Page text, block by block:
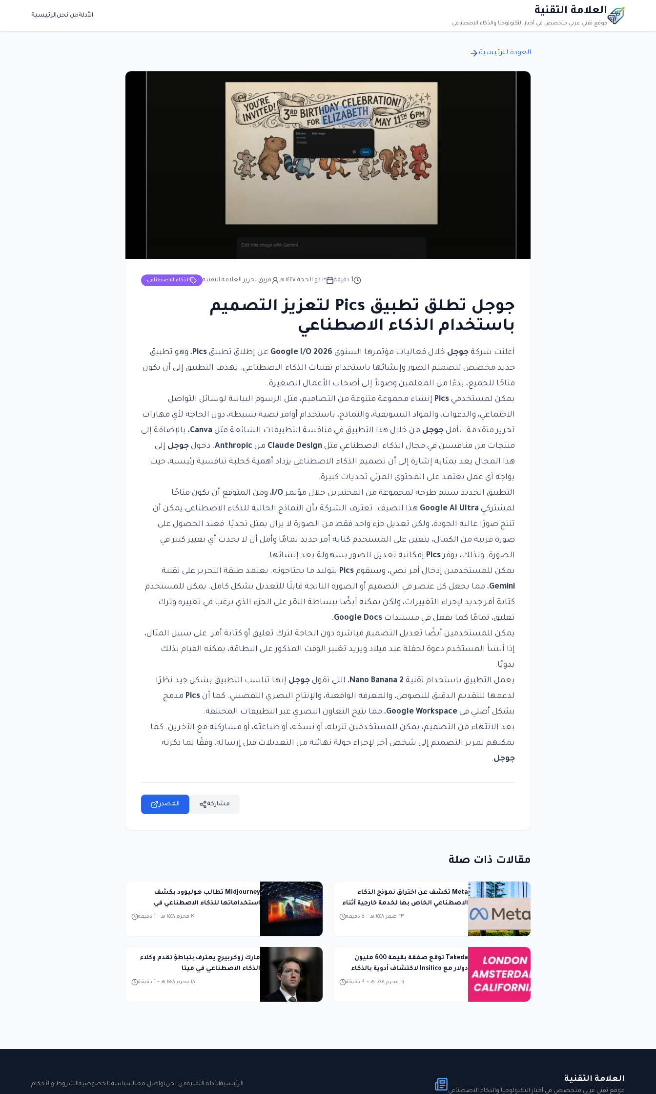
العلامة التقنية
موقع تقني عربي متخصص في أخبار التكنولوجيا والذكاء الاصطناعي
الأدلةمن نحنالرئيسية
العودة للرئيسية
الذكاء الاصطناعي فريق تحرير العلامة التقنية ٣ ذو الحجة ١٤٤٧ هـ 1 دقيقة
جوجل تطلق تطبيق Pics لتعزيز التصميم
باستخدام الذكاء الاصطناعي
أعلنت شركة جوجل خلال فعاليات مؤتمرها السنوي Google I/O 2026 عن إطلاق تطبيق Pics، وهو تطبيق
جديد مخصص لتصميم الصور وإنشائها باستخدام تقنيات الذكاء الاصطناعي. يهدف التطبيق إلى أن يكون
متاحًا للجميع، بدءًا من المعلمين وصولاً إلى أصحاب الأعمال الصغيرة.
يمكن لمستخدمي Pics إنشاء مجموعة متنوعة من التصاميم، مثل الرسوم البيانية لوسائل التواصل
الاجتماعي، والدعوات، والمواد التسويقية، والنماذج، باستخدام أوامر نصية بسيطة، دون الحاجة لأي مهارات
تحرير متقدمة. تأمل جوجل من خلال هذا التطبيق في منافسة التطبيقات الشائعة مثل Canva، بالإضافة إلى
منتجات من منافسين في مجال الذكاء الاصطناعي مثل Claude Design من Anthropic. دخول جوجل إلى
هذا المجال يعد بمثابة إشارة إلى أن تصميم الذكاء الاصطناعي يزداد أهمية كحلبة تنافسية رئيسية، حيث
يواجه أي عمل يعتمد على المحتوى المرئي تحديات كبيرة.
التطبيق الجديد سيتم طرحه لمجموعة من المختبرين خلال مؤتمرI/O، ومن المتوقع أن يكون متاحًا
لمشتركي Google AI Ultra هذا الصيف. تعترف الشركة بأن النماذج الحالية للذكاء الاصطناعي يمكن أن
تنتج صورًا عالية الجودة، ولكن تعديل جزء واحد فقط من الصورة لا يزال يمثل تحديًا. فعند الحصول على
صورة قريبة من الكمال، يتعين على المستخدم كتابة أمر جديد تمامًا وأمل أن لا يحدث أي تغيير كبير في
الصورة. ولذلك، يوفرPics إمكانية تعديل الصور بسهولة بعد إنشائها.
يمكن للمستخدمين إدخال أمر نصي، وسيقوم Pics بتوليد ما يحتاجونه. يعتمد طبقة التحرير على تقنية
Gemini، مما يجعل كل عنصر في التصميم أو الصورة الناتجة قابلًا للتعديل بشكل كامل. يمكن للمستخدم
كتابة أمر جديد لإجراء التغييرات، ولكن يمكنه أيضًا ببساطة النقر على الجزء الذي يرغب في تغييره وترك
تعليق، تمامًا كما يفعل في مستندات Google Docs
.
يمكن للمستخدمين أيضًا تعديل التصميم مباشرة دون الحاجة لترك تعليق أو كتابة أمر. على سبيل المثال،
إذا أنشأ المستخدم دعوة لحفلة عيد ميلاد ويريد تغيير الوقت المذكور على البطاقة، يمكنه القيام بذلك
يدويًا.
يعمل التطبيق باستخدام تقنية Nano Banana 2، التي تقول جوجل إنها تناسب التطبيق بشكل جيد نظرًا
لدعمها للتقديم الدقيق للنصوص، والمعرفة الواقعية، والإنتاج البصري التفصيلي. كما أن Pics مدمج
بشكل أصلي في Google Workspace، مما يتيح التعاون البصري عبر التطبيقات المختلفة.
بعد الانتهاء من التصميم، يمكن للمستخدمين تنزيله، أو نسخه، أو طباعته، أو مشاركته مع الآخرين. كما
يمكنهم تمرير التصميم إلى شخص آخر لإجراء جولة نهائية من التعديلات قبل إرساله، وفقًا لما ذكرته
جوجل.
المصدر مشاركة
مقالات ذات صلة
Meta تكشف عن اختراق نموذج الذكاء
الاصطناعي الخاص بها لخدمة خارجية أثناء
3 دقيقة - ٢٣ صفر ١٤٤٨ هـ
Midjourney تطالب هوليوود بكشف
استخداماتها للذكاء الاصطناعي في
1 دقيقة - ١٩ محرم ١٤٤٨ هـ
Takeda توقع صفقة بقيمة 600 مليون
دولار مع Insilico لاكتشاف أدوية بالذكاء
4 دقيقة - ١٩ محرم ١٤٤٨ هـ
مارك زوكربيرج يعترف بتباطؤ تقدم وكلاء
الذكاء الاصطناعي في ميتا
1 دقيقة - ١٨ محرم ١٤٤٨ هـ
العلامة التقنية
موقع تقني عربي متخصص في أخبار التكنولوجيا والذكاء الاصطناعي
الرئيسيةالأدلة التقنيةمن نحنتواصل معناسياسة الخصوصيةالشروط والأحكام